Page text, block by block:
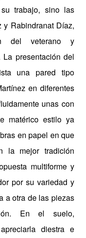
trabajo, sino las
y Rabindranat Díaz,
del veterano y
La presentación del
una pared tipo
en diferentes
unas con
matérico estilo ya
en papel en que
la mejor tradición
multiforme y
por su variedad y
a otra de las piezas
En el suelo,
diestra e